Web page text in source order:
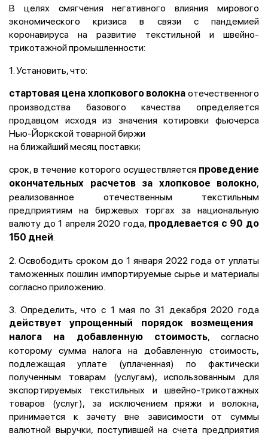
В целях смягчения негативного влияния мирового
экономического кризиса в связи с пандемией
коронавируса на развитие текстильной и швейно-
трикотажной промышленности:
1. Установить, что:
стартовая цена хлопкового волокна отечественного
производства базового качества определяется
продавцом исходя из значения котировки фьючерса
Нью-Йоркской товарной биржи
на ближайший месяц поставки;
срок, в течение которого осуществляетсяпроведение
окончательных расчетов за хлопковое волокно,
реализованное отечественным текстильным
предприятиям на биржевых торгах за национальную
валюту до 1 апреля 2020 года, продлевается с 90 до
150 дней.
2. Освободить сроком до 1 января 2022 года от уплаты
таможенных пошлин импортируемые сырье и материалы
согласно приложению.
3. Определить, что с 1 мая по 31 декабря 2020 года
действует упрощенный порядок возмещения
налога на добавленную стоимость, согласно
которому сумма налога на добавленную стоимость,
подлежащая уплате (уплаченная) по фактически
полученным товарам (услугам), использованным для
экспортируемых текстильных и швейно-трикотажных
товаров (услуг), за исключением пряжи и волокна,
принимается к зачету вне зависимости от суммы
валютной выручки, поступившей на счета предприятия